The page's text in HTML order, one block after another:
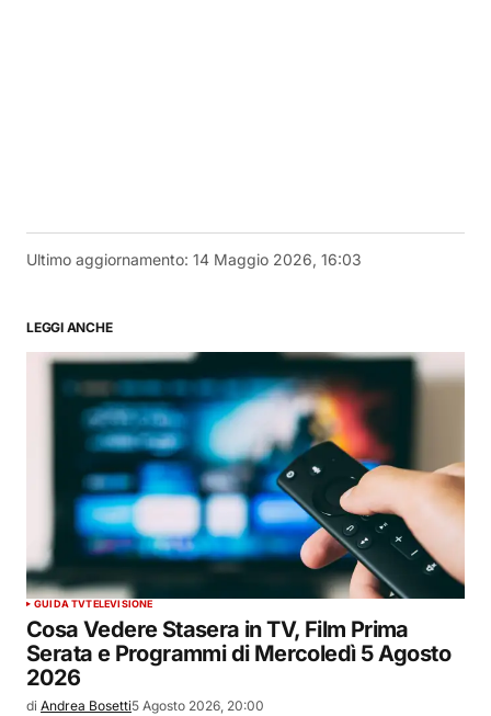
Ultimo aggiornamento: 14 Maggio 2026, 16:03
LEGGI ANCHE
GUIDA TVTELEVISIONE
Cosa Vedere Stasera in TV, Film Prima
Serata e Programmi di Mercoledì 5 Agosto
2026
di Andrea Bosetti5 Agosto 2026, 20:00